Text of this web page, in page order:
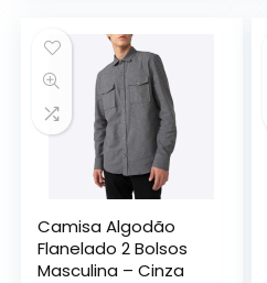
Camisa Algodão
Flanelado 2 Bolsos
Masculina – Cinza